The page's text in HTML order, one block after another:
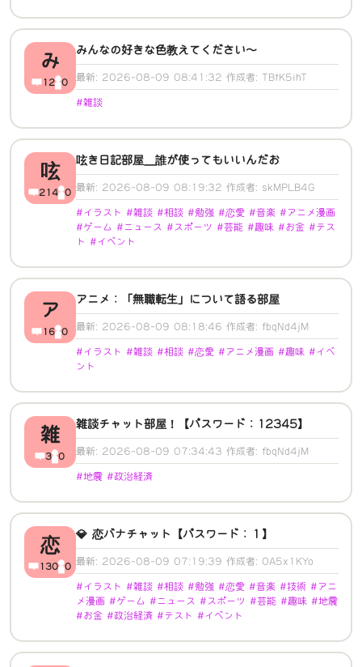
み
12 0
みんなの好きな色教えてください〜
最新: 2026-08-09 08:41:32 作成者: TBtK5ihT
#雑談
呟
214 0
呟き日記部屋＿誰が使ってもいいんだお
最新: 2026-08-09 08:19:32 作成者: skMPLB4G
#イラスト #雑談 #相談 #勉強 #恋愛 #音楽 #アニメ漫画
#ゲーム #ニュース #スポーツ #芸能 #趣味 #お金 #テス
ト #イベント
ア
16 0
アニメ：「無職転生」について語る部屋
最新: 2026-08-09 08:18:46 作成者: fbqNd4jM
#イラスト #雑談 #相談 #恋愛 #アニメ漫画 #趣味 #イベ
ント
雑
3 0
雑談チャット部屋！【パスワード：12345】
最新: 2026-08-09 07:34:43 作成者: fbqNd4jM
#地震 #政治経済
恋
130 0
💎 恋バナチャット【パスワード：１】
最新: 2026-08-09 07:19:39 作成者: OA5x1KYo
#イラスト #雑談 #相談 #勉強 #恋愛 #音楽 #技術 #アニ
メ漫画 #ゲーム #ニュース #スポーツ #芸能 #趣味 #地震
#お金 #政治経済 #テスト #イベント